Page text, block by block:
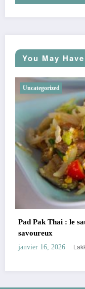
You May
simple et